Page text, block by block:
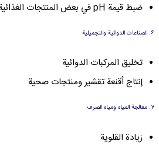
ضبط قيمة pH في بعض المنتجات الغذائية
6. الصناعات الدوائية والتجميلية
تخليق المركبات الدوائية
إنتاج أقنعة تقشير ومنتجات صحية
7. معالجة المياه ومياه الصرف
زيادة القلوية